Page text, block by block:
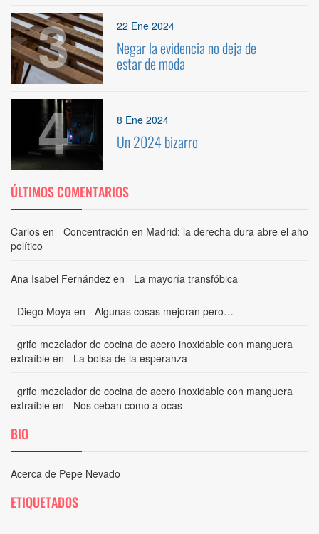
3 22 Ene 2024
Negar la evidencia no deja de
estar de moda
4 8 Ene 2024
Un 2024 bizarro
ÚLTIMOS COMENTARIOS
Carlos en
Concentración en Madrid: la derecha dura abre el año
político
Ana Isabel Fernández en La mayoría transfóbica
Diego Moya en Algunas cosas mejoran pero…
grifo mezclador de cocina de acero inoxidable con manguera
extraíble en La bolsa de la esperanza
grifo mezclador de cocina de acero inoxidable con manguera
extraíble en Nos ceban como a ocas
BIO
Acerca de Pepe Nevado
ETIQUETADOS